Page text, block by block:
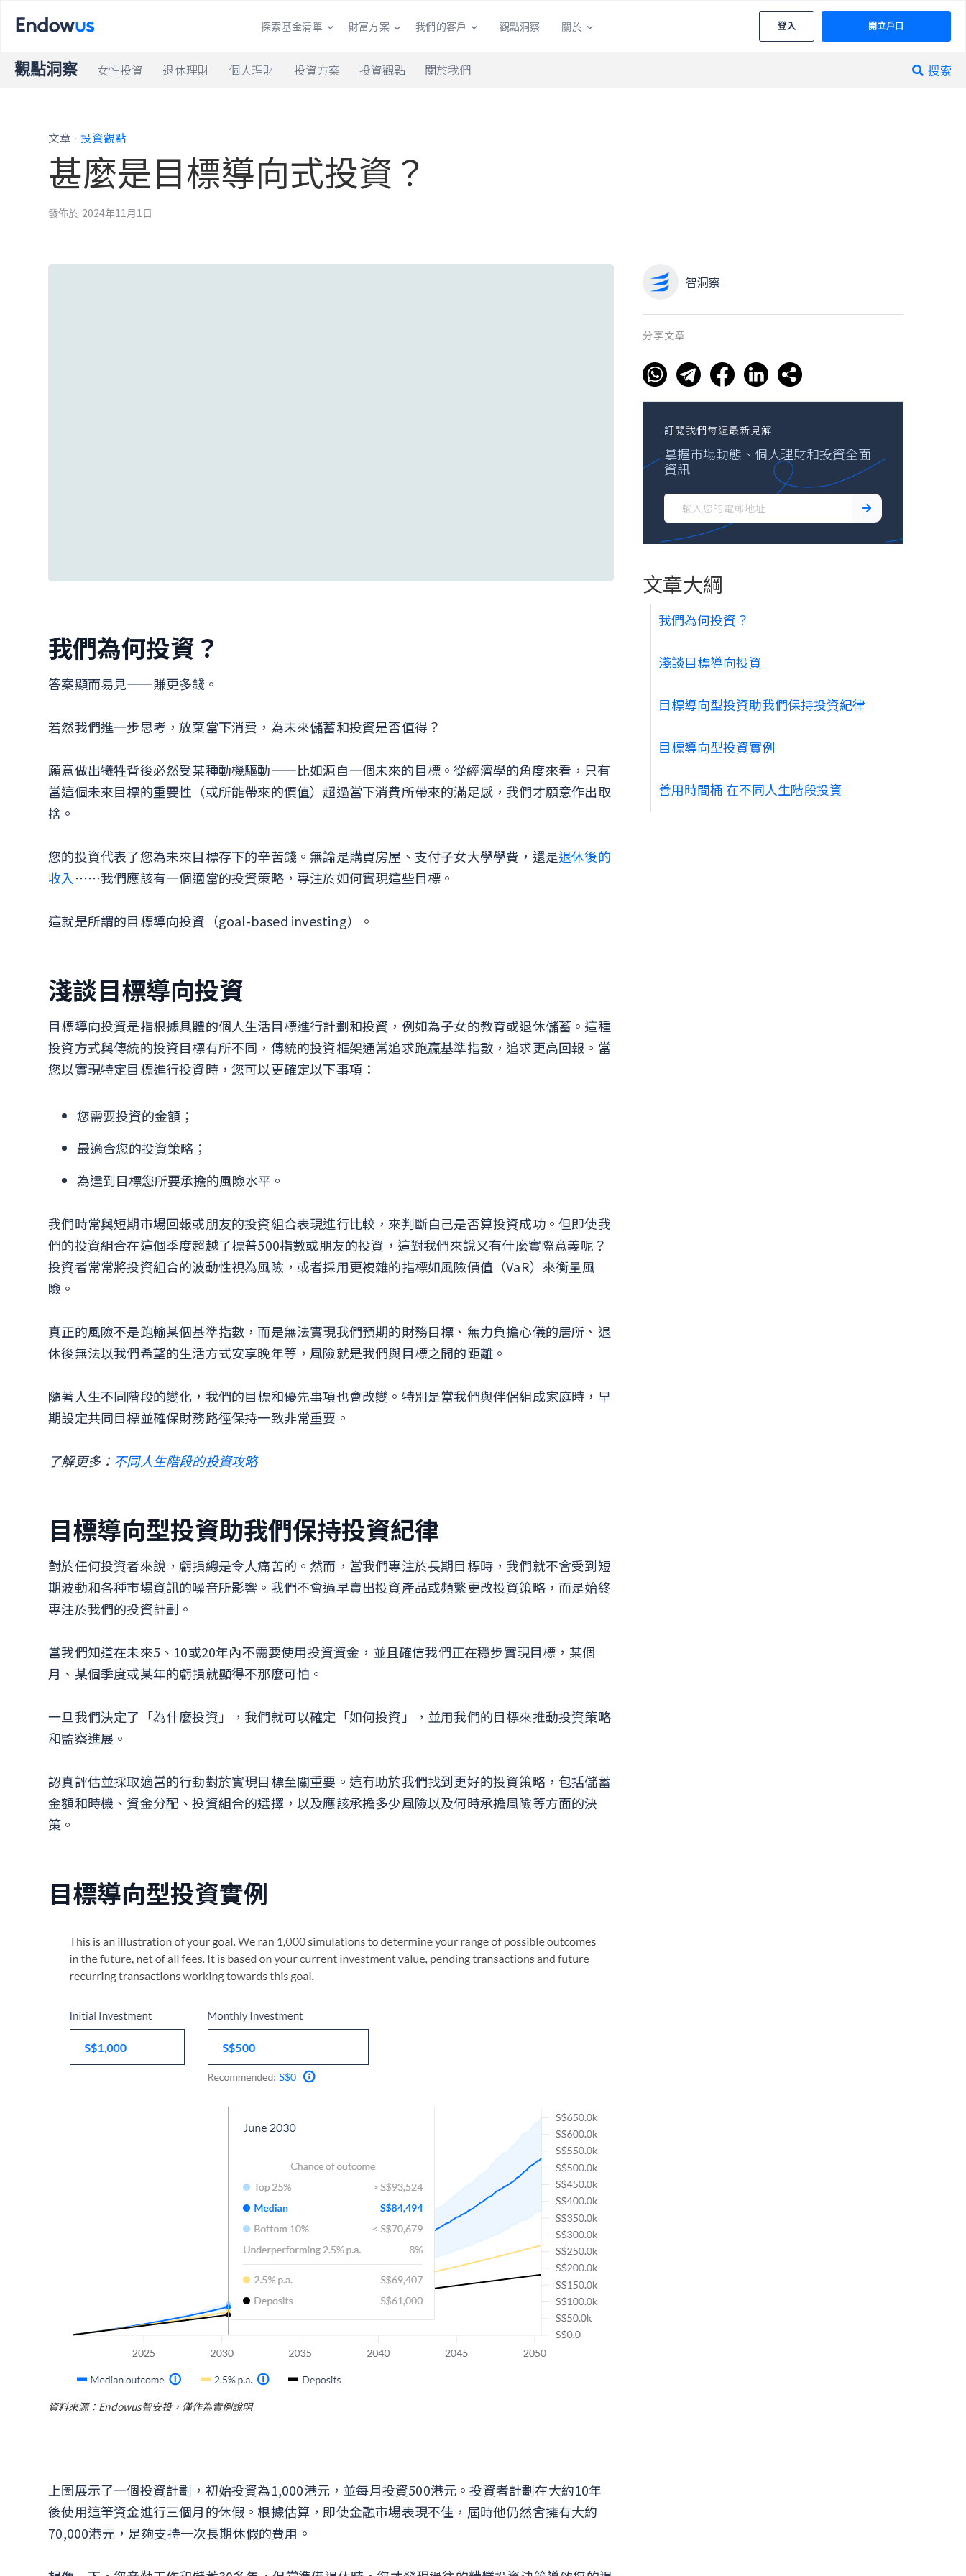
探索基金清單 財富方案 我們的客戶 觀點洞察 關於 登入 開立戶口
觀點洞察 女性投資 退休理財 個人理財 投資方案 投資觀點 關於我們  搜索
文章 . 投資觀點
甚麼是目標導向式投資？
發佈於 2024年11月1日
我們為何投資？
答案顯而易見——賺更多錢。
若然我們進一步思考，放棄當下消費，為未來儲蓄和投資是否值得？
願意做出犧牲背後必然受某種動機驅動——比如源自一個未來的目標。從經濟學的角度來看，只有
當這個未來目標的重要性（或所能帶來的價值）超過當下消費所帶來的滿足感，我們才願意作出取
捨。
您的投資代表了您為未來目標存下的辛苦錢。無論是購買房屋、支付子女大學學費，還是退休後的
收入⋯⋯我們應該有一個適當的投資策略，專注於如何實現這些目標。
這就是所謂的目標導向投資（goal-based investing）。
淺談目標導向投資
目標導向投資是指根據具體的個人生活目標進行計劃和投資，例如為子女的教育或退休儲蓄。這種
投資方式與傳統的投資目標有所不同，傳統的投資框架通常追求跑贏基準指數，追求更高回報。當
您以實現特定目標進行投資時，您可以更確定以下事項：
您需要投資的金額；
最適合您的投資策略；
為達到目標您所要承擔的風險水平。
我們時常與短期市場回報或朋友的投資組合表現進行比較，來判斷自己是否算投資成功。但即使我
們的投資組合在這個季度超越了標普500指數或朋友的投資，這對我們來說又有什麼實際意義呢？
投資者常常將投資組合的波動性視為風險，或者採用更複雜的指標如風險價值（VaR）來衡量風
險。
真正的風險不是跑輸某個基準指數，而是無法實現我們預期的財務目標、無力負擔心儀的居所、退
休後無法以我們希望的生活方式安享晚年等，風險就是我們與目標之間的距離。
隨著人生不同階段的變化，我們的目標和優先事項也會改變。特別是當我們與伴侶組成家庭時，早
期設定共同目標並確保財務路徑保持一致非常重要。
了解更多： 不同人生階段的投資攻略
目標導向型投資助我們保持投資紀律
對於任何投資者來說，虧損總是令人痛苦的。然而，當我們專注於長期目標時，我們就不會受到短
期波動和各種市場資訊的噪音所影響。我們不會過早賣出投資產品或頻繁更改投資策略，而是始終
專注於我們的投資計劃。
當我們知道在未來5、10或20年內不需要使用投資資金，並且確信我們正在穩步實現目標，某個
月、某個季度或某年的虧損就顯得不那麼可怕。
一旦我們決定了「為什麼投資」，我們就可以確定「如何投資」，並用我們的目標來推動投資策略
和監察進展。
認真評估並採取適當的行動對於實現目標至關重要。這有助於我們找到更好的投資策略，包括儲蓄
金額和時機、資金分配、投資組合的選擇，以及應該承擔多少風險以及何時承擔風險等方面的決
策。
目標導向型投資實例
資料來源：Endowus智安投，僅作為實例說明
上圖展示了一個投資計劃，初始投資為1,000港元，並每月投資500港元。投資者計劃在大約10年
後使用這筆資金進行三個月的休假。根據估算，即使金融市場表現不佳，屆時他仍然會擁有大約
70,000港元，足夠支持一次長期休假的費用。
智洞察
分享文章
訂閱我們每週最新見解
掌握市場動態、個人理財和投資全面
資訊
文章大綱
我們為何投資？
淺談目標導向投資
目標導向型投資助我們保持投資紀律
目標導向型投資實例
善用時間桶 在不同人生階段投資